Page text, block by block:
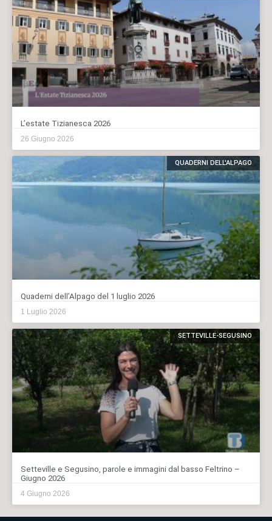
L’estate Tizianesca 2026
26 Giugno 2026
QUADERNI DELL'ALPAGO
Quaderni dell’Alpago del 1 luglio 2026
1 Luglio 2026
SETTEVILLE-SEGUSINO
Setteville e Segusino, parole e immagini dal basso Feltrino –
Giugno 2026
4 Giugno 2026